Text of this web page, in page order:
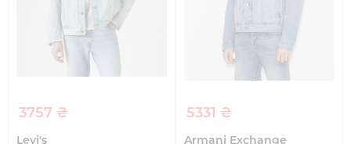
3757 ₴
Levi's
5331 ₴
Armani Exchange